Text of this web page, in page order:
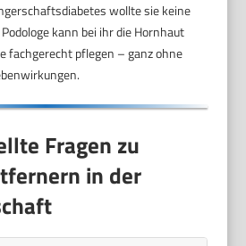
wollte sie keine
kann bei ihr die Hornhaut
fachgerecht pflegen – ganz ohne
Fragen zu
in der